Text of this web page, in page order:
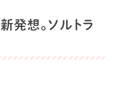
発想。ソルトラ